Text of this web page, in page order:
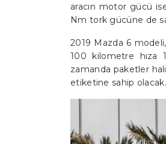
aracın motor gücü
Nm tork gücüne de
2019 Mazda 6
100 kilometre hıza
zamanda paketler
etiketine sahip olacak.